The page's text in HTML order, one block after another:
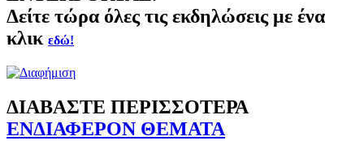
Δείτε τώρα όλες τις εκδηλώσεις με ένα
κλικ εδώ!
ΔΙΑΒΑΣΤΕ ΠΕΡΙΣΣΟΤΕΡΑ
ΕΝΔΙΑΦΕΡΟΝ ΘΕΜΑΤΑ